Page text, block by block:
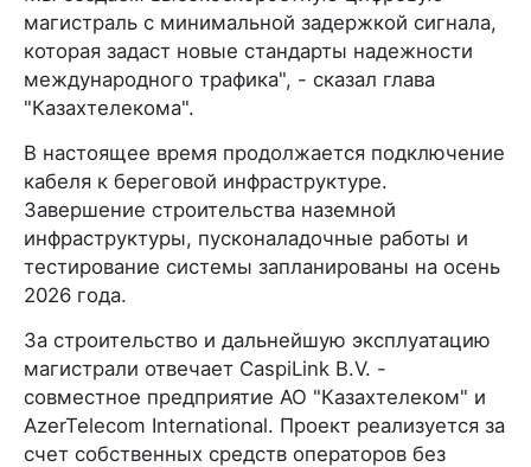
магистраль с минимальной задержкой сигнала,
которая задаст новые стандарты надежности
международного трафика", - сказал глава
"Казахтелекома".
В настоящее время продолжается подключение
кабеля к береговой инфраструктуре.
Завершение строительства наземной
инфраструктуры, пусконаладочные работы и
тестирование системы запланированы на осень
2026 года.
За строительство и дальнейшую эксплуатацию
магистрали отвечает CaspiLink B.V. -
совместное предприятие АО "Казахтелеком" и
AzerTelecom International. Проект реализуется за
счет собственных средств операторов без